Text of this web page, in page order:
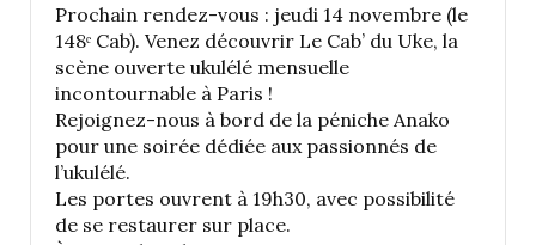
Prochain rendez-vous : jeudi 14 novembre (le
148ᵉ Cab). Venez découvrir Le Cab’ du Uke, la
scène ouverte ukulélé mensuelle
incontournable à Paris !
Rejoignez-nous à bord de la péniche Anako
pour une soirée dédiée aux passionnés de
l’ukulélé.
Les portes ouvrent à 19h30, avec possibilité
de se restaurer sur place.